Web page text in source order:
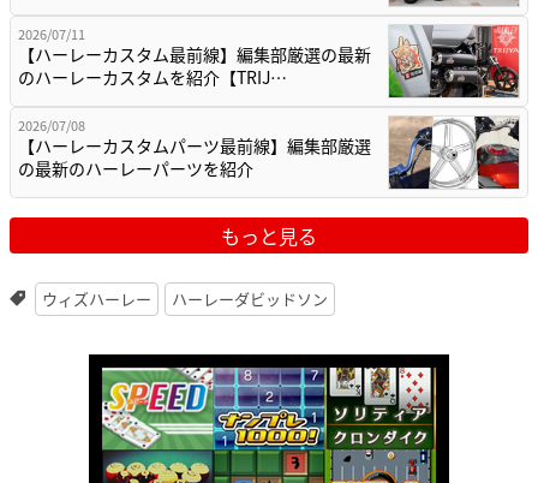
2026/07/11
【ハーレーカスタム最前線】編集部厳選の最新
のハーレーカスタムを紹介【TRIJ…
2026/07/08
【ハーレーカスタムパーツ最前線】編集部厳選
の最新のハーレーパーツを紹介
もっと見る
ウィズハーレー ハーレーダビッドソン